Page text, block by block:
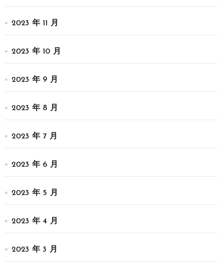
2023 年 11 月
2023 年 10 月
2023 年 9 月
2023 年 8 月
2023 年 7 月
2023 年 6 月
2023 年 5 月
2023 年 4 月
2023 年 3 月